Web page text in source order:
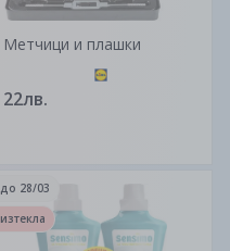
Метчици и плашки
22лв.
до 28/03
изтекла